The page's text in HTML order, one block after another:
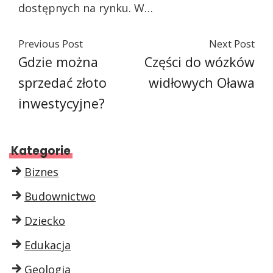
dostępnych na rynku. W…
Previous Post
Gdzie można
sprzedać złoto
inwestycyjne?
Next Post
Części do wózków
widłowych Oława
Kategorie
Biznes
Budownictwo
Dziecko
Edukacja
Geologia